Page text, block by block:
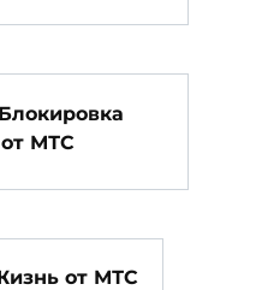
МТС
от МТС